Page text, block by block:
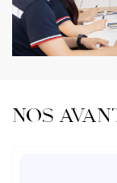
NOS